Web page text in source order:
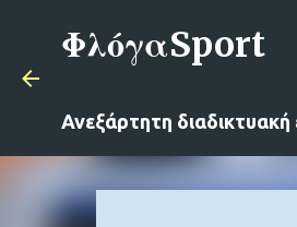
ΦλόγαSport
Ανεξάρτητη